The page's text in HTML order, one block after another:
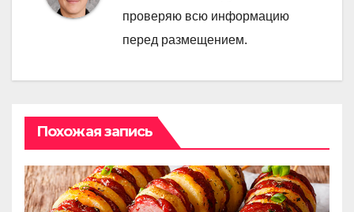
проверяю всю информацию
перед размещением.
Похожая запись